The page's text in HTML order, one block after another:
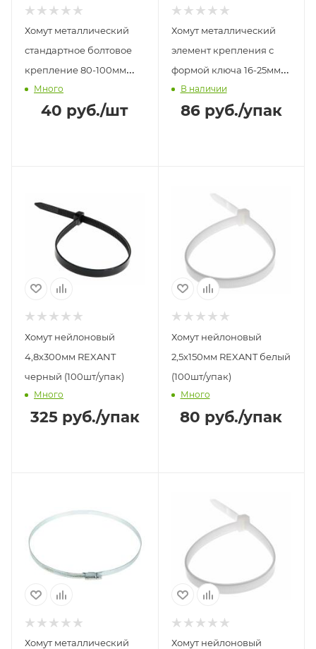
Хомут металлический
стандартное болтовое
крепление 80-100мм
Сибртех
Много
40 руб./шт
Хомут металлический
элемент крепления с
формой ключа 16-25мм
СИБРТЕХ (4шт)
В наличии
86руб./упак
Хомут нейлоновый
4,8х300мм REXANT
черный (100шт/упак)
Много
325руб./упак
Хомут нейлоновый
2,5х150мм REXANT белый
(100шт/упак)
Много
80 руб./упак
Хомут металлический
Хомут нейлоновый